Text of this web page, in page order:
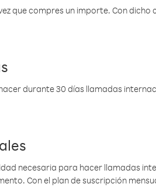
que compres un importe. Con
durante 30 días llamadas
necesaria para hacer llamadas
Con el plan de suscripción